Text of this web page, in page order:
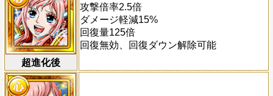
超進化後
攻撃倍率2.5倍
ダメージ軽減15%
回復量125倍
回復無効、回復ダウン解除可能